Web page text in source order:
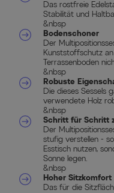
Das rostfreie
Stabilität und
&nbsp
Bodenschoner
Der
Kunststoffschutz
Terrassenboden
&nbsp
Robuste
Die dieses Sessels
verwendete Holz
&nbsp
Schritt für Schritt
Der
stufig verstellen -
Esstisch nutzen,
Sonne legen.
&nbsp
Hoher Sitzkomfort
Das für die